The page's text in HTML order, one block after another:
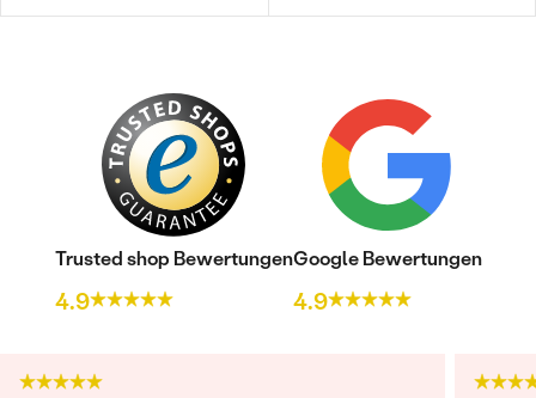
Trusted shop Bewertungen
4.9
Google Bewertungen
4.9